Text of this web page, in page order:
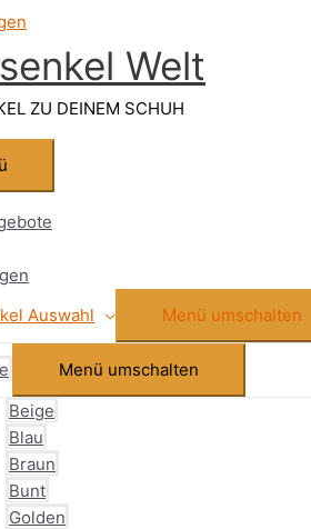
Welt
ZU DEINEM SCHUH
Auswahl
Menü umschalten
Menü umschalten
Beige
Blau
Braun
Bunt
Golden